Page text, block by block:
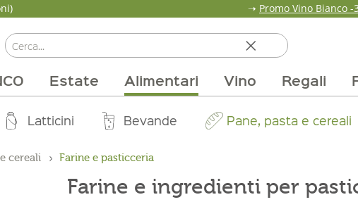
➝ Promo Vino Bianco -
Estate Alimentari Vino Regali
Brunch Per la grigliata Mondo delle fragole
Latticini Bevande Pane, pasta e cereali
Vitigni Zone vinicole Occasione
Abo Box Buono online Borse e confezioni
Cirmolo
Tinture Profumi & fragranze
Magazine Produttori Team Nostri mercati
cereali Farine e pasticceria
Farine e ingredienti per